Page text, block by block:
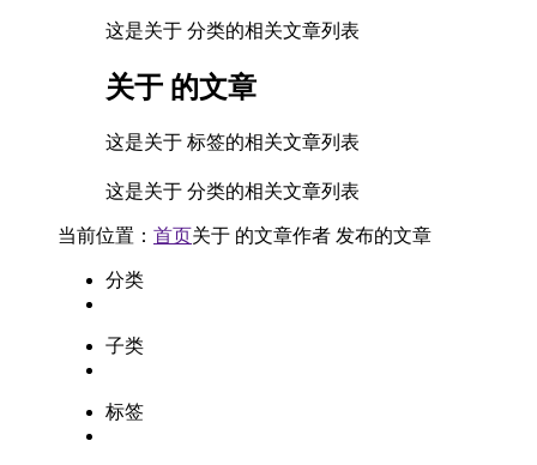
这是关于 分类的相关文章列表
关于 的文章
这是关于 标签的相关文章列表
这是关于 分类的相关文章列表
当前位置： 首页关于 的文章作者 发布的文章
分类
子类
标签